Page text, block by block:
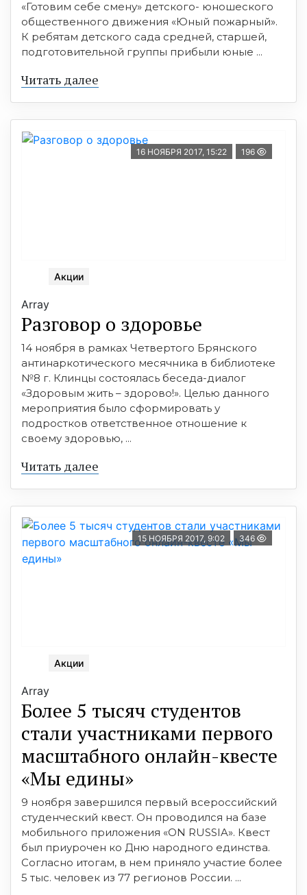
«Готовим себе смену» детского- юношеского
общественного движения «Юный пожарный».
К ребятам детского сада средней, старшей,
подготовительной группы прибыли юные ...
Читать далее
16 НОЯБРЯ 2017, 15:22 196
Акции
Array
Разговор о здоровье
14 ноября в рамках Четвертого Брянского
антинаркотического месячника в библиотеке
№8 г. Клинцы состоялась беседа-диалог
«Здоровым жить – здорово!». Целью данного
мероприятия было сформировать у
подростков ответственное отношение к
своему здоровью, ...
Читать далее
15 НОЯБРЯ 2017, 9:02 346
Акции
Array
Более 5 тысяч студентов
стали участниками первого
масштабного онлайн-квесте
«Мы едины»
9 ноября завершился первый всероссийский
студенческий квест. Он проводился на базе
мобильного приложения «ON RUSSIA». Квест
был приурочен ко Дню народного единства.
Согласно итогам, в нем приняло участие более
5 тыс. человек из 77 регионов России. ...